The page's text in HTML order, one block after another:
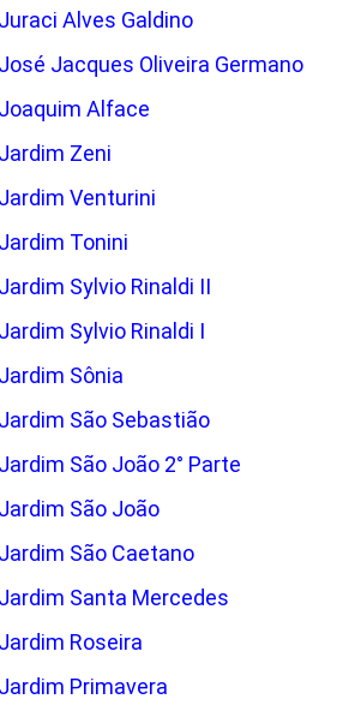
Alves Galdino
Jacques Oliveira Germano
Alface
Zeni
Venturini
Tonini
Sylvio Rinaldi II
Sylvio Rinaldi I
Sônia
São Sebastião
São João 2° Parte
São João
São Caetano
Santa Mercedes
Roseira
Primavera